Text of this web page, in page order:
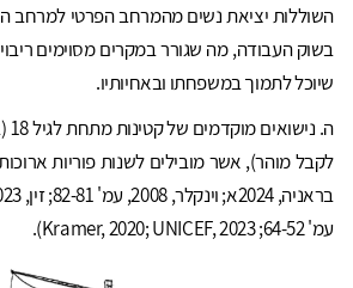
השוללות יציאת נשים מהמרחב הפרטי למרחב
בשוק העבודה, מה שגורר במקרים מסוימים
שיוכל לתמוך במשפחתו ובאחיותיו.
לקבל מוהר), אשר מובילים לשנות פוריות
עמ' 64-52; Kramer, 2020; UNICEF, 2023).